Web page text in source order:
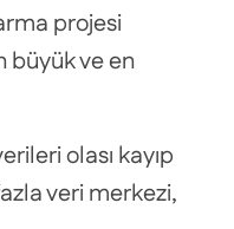
projesi
büyük ve en
olası kayıp
veri merkezi,